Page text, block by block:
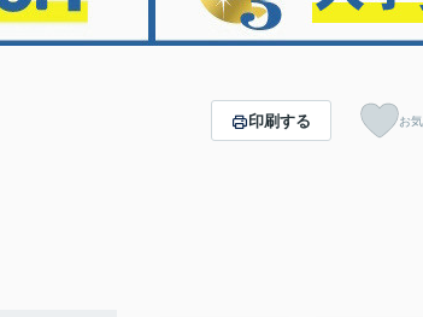
印刷する お